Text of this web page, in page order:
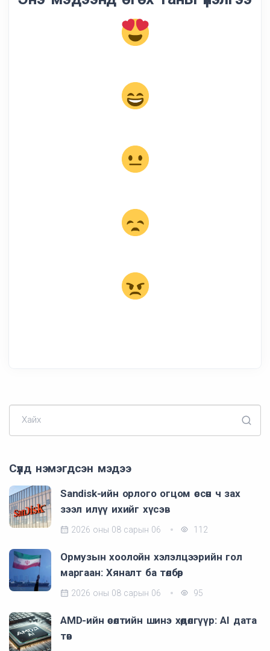
Хайх
Сүүлд нэмэгдсэн мэдээ
Sandisk-ийн орлого огцом өссөн ч зах
зээл илүү ихийг хүсэв
2026 оны 08 сарын 06 112
Ормузын хоолойн хэлэлцээрийн гол
маргаан: Хяналт ба төлбөр
2026 оны 08 сарын 06 95
AMD-ийн өсөлтийн шинэ хөдөлгүүр: AI дата
төв